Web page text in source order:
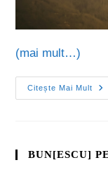
(mai mult…)
Citește Mai Mult
BUN[ESCU]